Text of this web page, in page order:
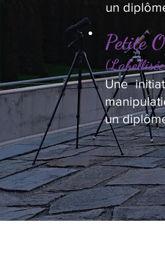
un
Petite
Une
un